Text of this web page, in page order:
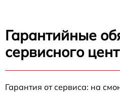
Гарантийные
сервисного
Гарантия от сервиса: на